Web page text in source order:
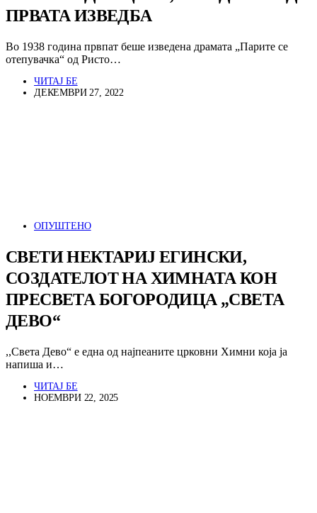
ПРВАТА ИЗВЕДБА
Во 1938 година првпат беше изведена драмата „Парите се
отепувачка“ од Ристо…
ЧИТАЈ БЕ
ДЕКЕМВРИ 27, 2022
ОПУШТЕНО
СВЕТИ НЕКТАРИЈ ЕГИНСКИ,
СОЗДАТЕЛОТ НА ХИМНАТА КОН
ПРЕСВЕТА БОГОРОДИЦА „СВЕТА
ДЕВО“
,,Света Дево“ е една од најпеаните црковни Химни која ја
напиша и…
ЧИТАЈ БЕ
НОЕМВРИ 22, 2025